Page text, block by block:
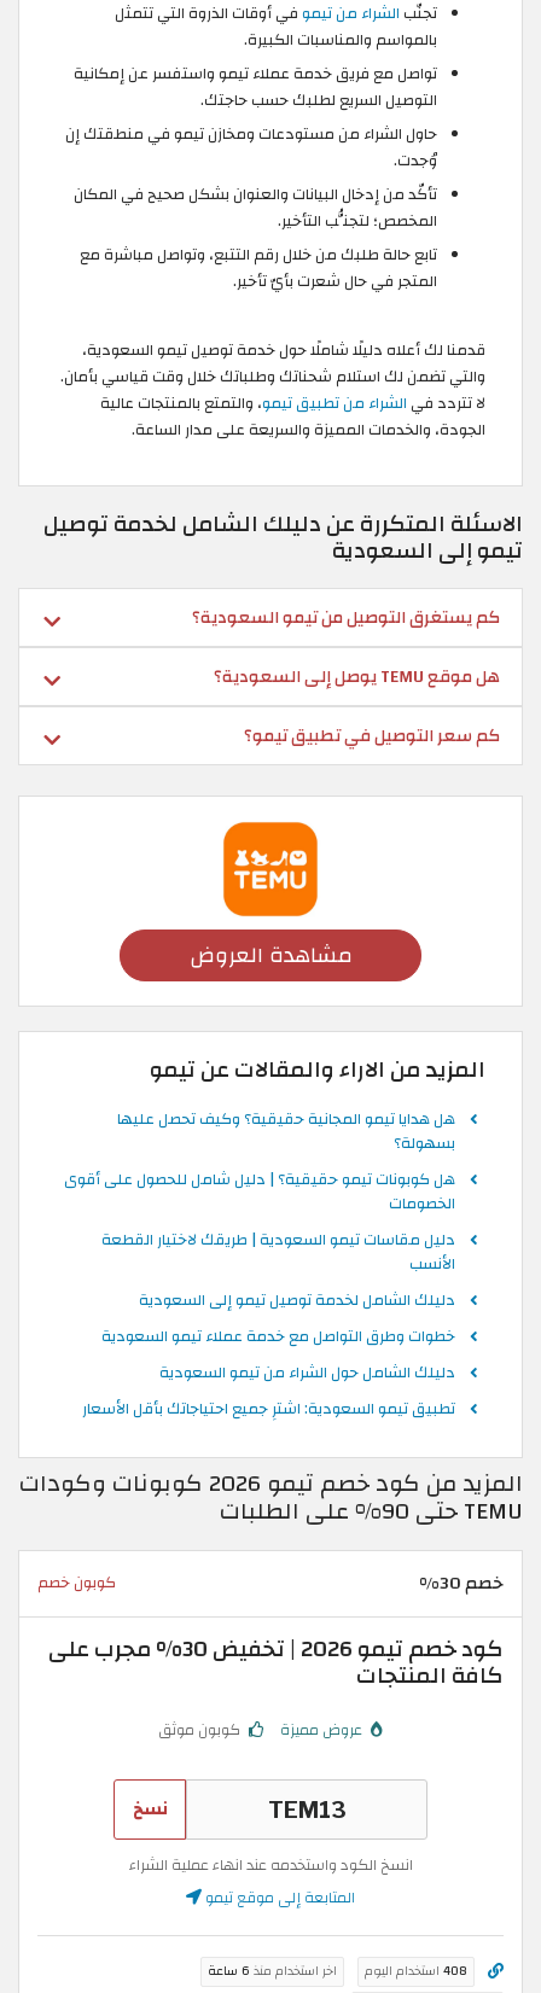
تجنّب الشراء من تيموفي أوقات الذروة التي تتمثل
بالمواسم والمناسبات الكبيرة.
تواصل مع فريق خدمة عملاء تيمو واستفسر عن إمكانية
التوصيل السريع لطلبك حسب حاجتك.
حاول الشراء من مستودعات ومخازن تيمو في منطقتك إن
وُجدت.
تأكّد من إدخال البيانات والعنوان بشكل صحيح في المكان
المخصص؛ لتجنُّب التأخير.
تابع حالة طلبك من خلال رقم التتبع، وتواصل مباشرة مع
المتجر في حال شعرت بأيّ تأخير.
قدمنا لك أعلاه دليلًا شاملًا حول خدمة توصيل تيمو السعودية،
والتي تضمن لك استلام شحناتك وطلباتك خلال وقت قياسي بأمان.
لا تتردد في الشراء من تطبيق تيمو، والتمتع بالمنتجات عالية
الجودة، والخدمات المميزة والسريعة على مدار الساعة.
الاسئلة المتكررة عن دليلك الشامل لخدمة توصيل
تيمو إلى السعودية
كم يستغرق التوصيل من تيمو السعودية؟
هل موقع TEMU يوصل إلى السعودية؟
كم سعر التوصيل في تطبيق تيمو؟
مشاهدة العروض
المزيد من الاراء والمقالات عن تيمو
هل هدايا تيمو المجانية حقيقية؟ وكيف تحصل عليها
بسهولة؟
هل كوبونات تيمو حقيقية؟ | دليل شامل للحصول على أقوى
الخصومات
دليل مقاسات تيمو السعودية | طريقك لاختيار القطعة
الأنسب
دليلك الشامل لخدمة توصيل تيمو إلى السعودية
خطوات وطرق التواصل مع خدمة عملاء تيمو السعودية
دليلك الشامل حول الشراء من تيمو السعودية
تطبيق تيمو السعودية: اشترِ جميع احتياجاتك بأقل الأسعار
المزيد من كود خصم تيمو 2026 كوبونات وكودات
TEMU حتى 90% على الطلبات
خصم 30% كوبون خصم
كود خصم تيمو 2026 | تخفيض 30% مجرب على
كافة المنتجات
عروض مميزة كوبون موثق
نسخ
انسخ الكود واستخدمه عند انهاء عملية الشراء
المتابعة إلى موقع تيمو
408 استخدام اليوم اخر استخدام منذ 6 ساعة